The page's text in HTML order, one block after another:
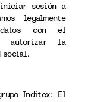
sesión a
legalmente
con el
la
social.
Inditex: El